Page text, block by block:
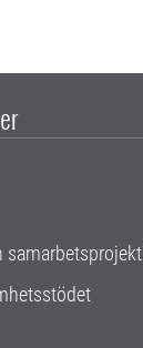
samarbetsprojekt